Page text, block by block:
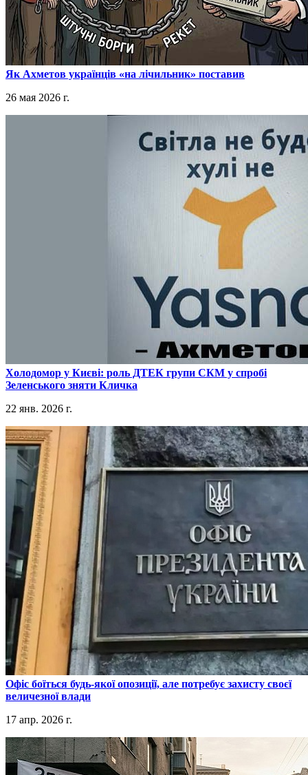
​Як Ахметов українців «на лічильник» поставив
26 мая 2026 г.
​Холодомор у Києві: роль ДТЕК групи СКМ у спробі
Зеленського зняти Кличка
22 янв. 2026 г.
​Офіс боїться будь-якої опозиції, але потребує захисту своєї
величезної влади
17 апр. 2026 г.